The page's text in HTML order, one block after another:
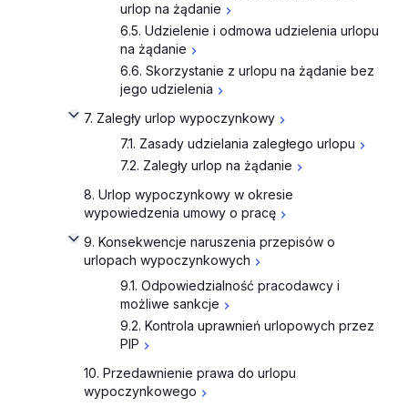
urlop na żądanie
6.5. Udzielenie i odmowa udzielenia urlopu
na żądanie
6.6. Skorzystanie z urlopu na żądanie bez
jego udzielenia
7. Zaległy urlop wypoczynkowy
7.1. Zasady udzielania zaległego urlopu
7.2. Zaległy urlop na żądanie
8. Urlop wypoczynkowy w okresie
wypowiedzenia umowy o pracę
9. Konsekwencje naruszenia przepisów o
urlopach wypoczynkowych
9.1. Odpowiedzialność pracodawcy i
możliwe sankcje
9.2. Kontrola uprawnień urlopowych przez
PIP
10. Przedawnienie prawa do urlopu
wypoczynkowego